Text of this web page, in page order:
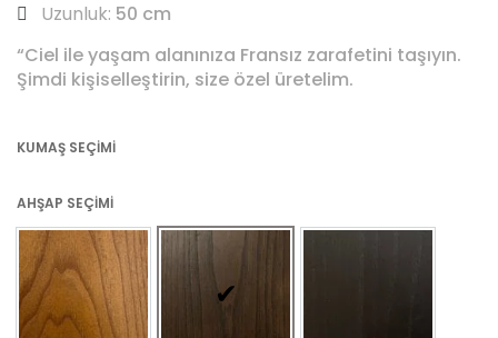
Uzunluk: 50 cm
“Ciel ile yaşam alanınıza Fransız zarafetini taşıyın.
Şimdi kişiselleştirin, size özel üretelim.
KUMAŞ SEÇIMI
AHŞAP SEÇIMI